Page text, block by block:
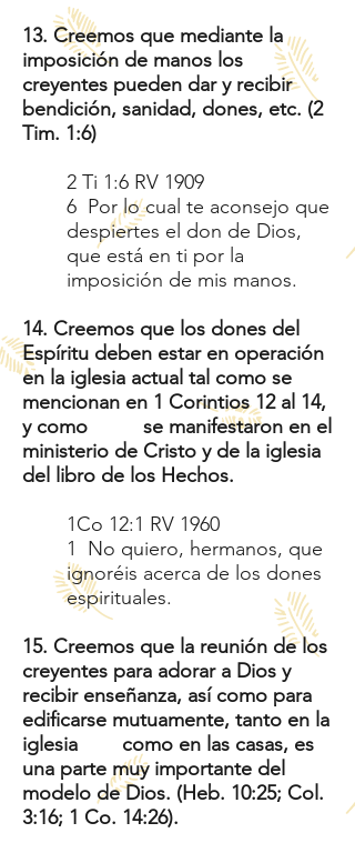
13. Creemos que mediante la
imposición de manos los
creyentes pueden dar y recibir
bendición, sanidad, dones, etc. (2
Tim. 1:6)
2 Ti 1:6 RV 1909
6 Por lo cual te aconsejo que
despiertes el don de Dios,
que está en ti por la
imposición de mis manos.
14. Creemos que los dones del
Espíritu deben estar en operación
en la iglesia actual tal como se
mencionan en 1 Corintios 12 al 14,
y como se manifestaron en el
ministerio de Cristo y de la iglesia
del libro de los Hechos.
1Co 12:1 RV 1960
1 No quiero, hermanos, que
ignoréis acerca de los dones
espirituales.
15. Creemos que la reunión de los
creyentes para adorar a Dios y
recibir enseñanza, así como para
edificarse mutuamente, tanto en la
iglesia como en las casas, es
una parte muy importante del
modelo de Dios. (Heb. 10:25; Col.
3:16; 1 Co. 14:26).